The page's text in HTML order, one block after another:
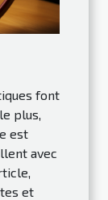
font
plus,
est
avec
et